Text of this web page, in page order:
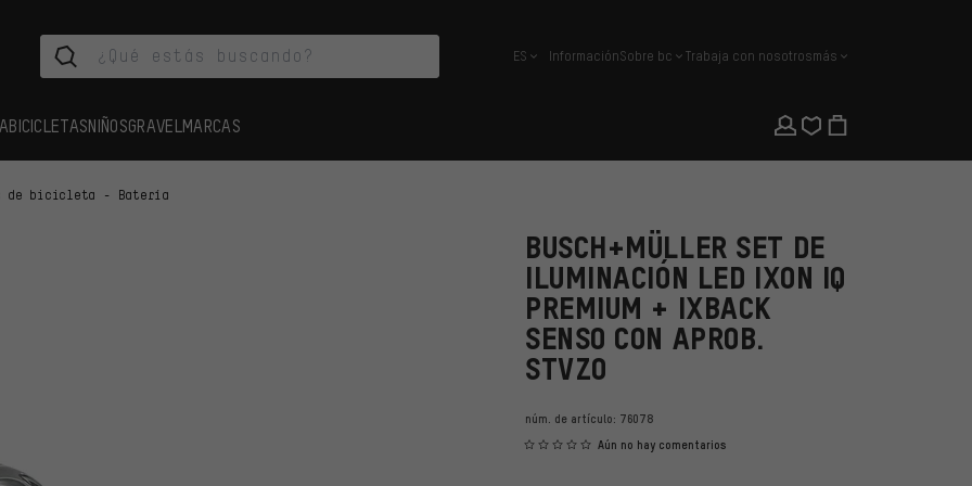
español
ES InformaciónSobre bc Trabaja con nosotrosmás
BICICLETASNIÑOSGRAVEL MARCAS
de bicicleta - Batería
BUSCH+MÜLLER SET DE
ILUMINACIÓN LED IXON IQ
PREMIUM + IXBACK
SENSO CON APROB.
STVZO
núm. de artículo: 76078
Aún no hay comentarios